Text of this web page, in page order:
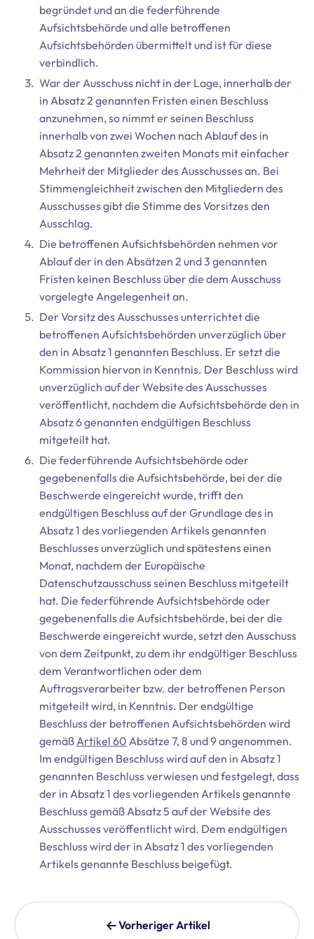
begründet und an die federführende
Aufsichtsbehörde und alle betroffenen
Aufsichtsbehörden übermittelt und ist für diese
verbindlich.
War der Ausschuss nicht in der Lage, innerhalb der
in Absatz 2 genannten Fristen einen Beschluss
anzunehmen, so nimmt er seinen Beschluss
innerhalb von zwei Wochen nach Ablauf des in
Absatz 2 genannten zweiten Monats mit einfacher
Mehrheit der Mitglieder des Ausschusses an. Bei
Stimmengleichheit zwischen den Mitgliedern des
Ausschusses gibt die Stimme des Vorsitzes den
Ausschlag.
Die betroffenen Aufsichtsbehörden nehmen vor
Ablauf der in den Absätzen 2 und 3 genannten
Fristen keinen Beschluss über die dem Ausschuss
vorgelegte Angelegenheit an.
Der Vorsitz des Ausschusses unterrichtet die
betroffenen Aufsichtsbehörden unverzüglich über
den in Absatz 1 genannten Beschluss. Er setzt die
Kommission hiervon in Kenntnis. Der Beschluss wird
unverzüglich auf der Website des Ausschusses
veröffentlicht, nachdem die Aufsichtsbehörde den in
Absatz 6 genannten endgültigen Beschluss
mitgeteilt hat.
Die federführende Aufsichtsbehörde oder
gegebenenfalls die Aufsichtsbehörde, bei der die
Beschwerde eingereicht wurde, trifft den
endgültigen Beschluss auf der Grundlage des in
Absatz 1 des vorliegenden Artikels genannten
Beschlusses unverzüglich und spätestens einen
Monat, nachdem der Europäische
Datenschutzausschuss seinen Beschluss mitgeteilt
hat. Die federführende Aufsichtsbehörde oder
gegebenenfalls die Aufsichtsbehörde, bei der die
Beschwerde eingereicht wurde, setzt den Ausschuss
von dem Zeitpunkt, zu dem ihr endgültiger Beschluss
dem Verantwortlichen oder dem
Auftragsverarbeiter bzw. der betroffenen Person
mitgeteilt wird, in Kenntnis. Der endgültige
Beschluss der betroffenen Aufsichtsbehörden wird
gemäßArtikel 60 Absätze 7, 8 und 9 angenommen.
Im endgültigen Beschluss wird auf den in Absatz 1
genannten Beschluss verwiesen und festgelegt, dass
der in Absatz 1 des vorliegenden Artikels genannte
Beschluss gemäß Absatz 5 auf der Website des
Ausschusses veröffentlicht wird. Dem endgültigen
Beschluss wird der in Absatz 1 des vorliegenden
Artikels genannte Beschluss beigefügt.
Vorheriger Artikel